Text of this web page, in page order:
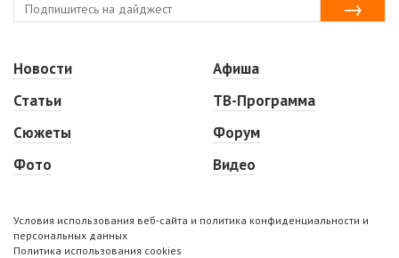
Новости
Статьи
Сюжеты
Фото
Афиша
ТВ-Программа
Форум
Видео
Условия использования веб-сайта и политика конфиденциальности и
персональных данных
Политика использования cookies